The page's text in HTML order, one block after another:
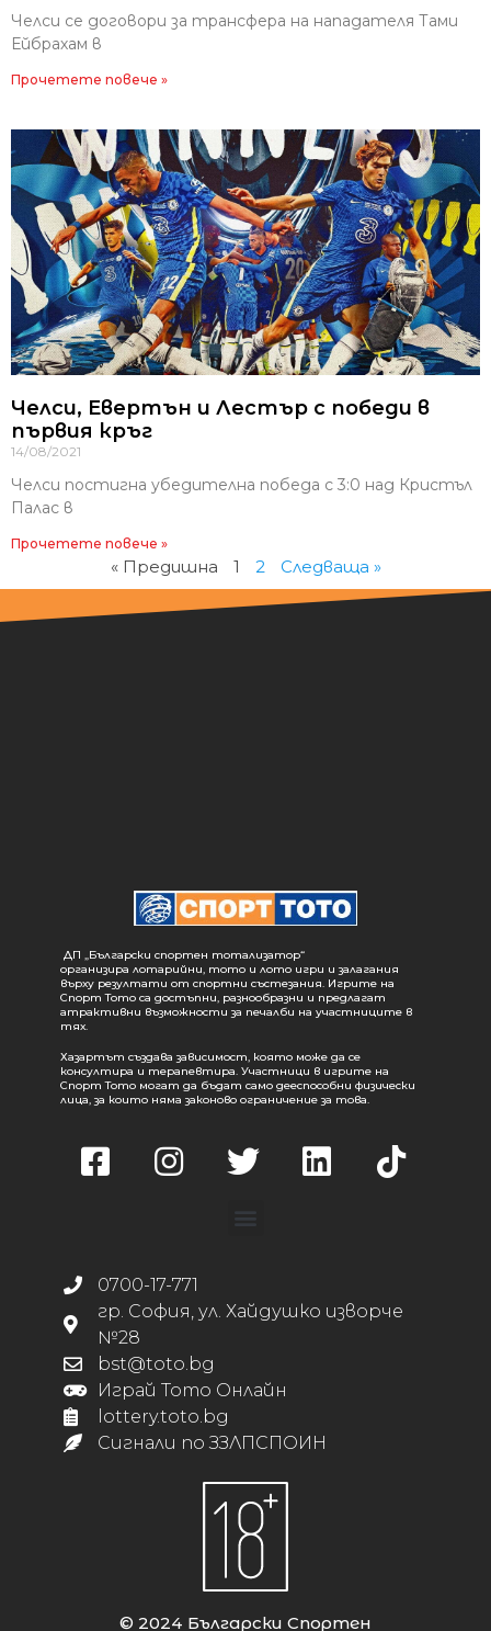
Челси се договори за трансфера на нападателя Тами
Ейбрахам в
Прочетете повече »
Челси, Евертън и Лестър с победи в
първия кръг
14/08/2021
Челси постигна убедителна победа с 3:0 над Кристъл
Палас в
Прочетете повече »
« Предишна 1 2 Следваща »
ДП „Български спортен тотализатор“
организира лотарийни, тото и лото игри и залагания
върху резултати от спортни състезания. Игрите на
Спорт Тото са достъпни, разнообразни и предлагат
атрактивни възможности за печалби на участниците в
тях.
Хазартът създава зависимост, която може да се
консултира и терапевтира. Участници в игрите на
Спорт Тото могат да бъдат само дееспособни физически
лица, за които няма законово ограничение за това.
0700-17-771
гр. София, ул. Хайдушко изворче
№28
bst@toto.bg
Играй Тото Онлайн
lottery.toto.bg
Сигнали по ЗЗЛПСПОИН
© 2024 Български Спортен